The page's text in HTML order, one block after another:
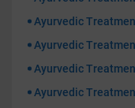
Ayurvedic
Ayurvedic
Ayurvedic
Ayurvedic